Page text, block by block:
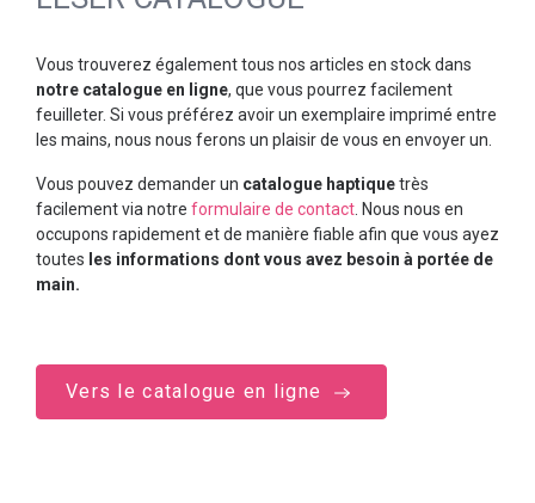
Vous trouverez également tous nos articles en stock dans
notre catalogue en ligne, que vous pourrez facilement
feuilleter. Si vous préférez avoir un exemplaire imprimé entre
les mains, nous nous ferons un plaisir de vous en envoyer un.
Vous pouvez demander un catalogue haptiquetrès
facilement via notre formulaire de contact . Nous nous en
occupons rapidement et de manière fiable afin que vous ayez
toutes les informations dont vous avez besoin à portée de
main.
Vers le catalogue en ligne